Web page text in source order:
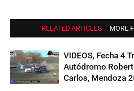
RELATED ARTICLES MORE
VIDEOS, Fecha 4
Autódromo
Carlos, Mendoza